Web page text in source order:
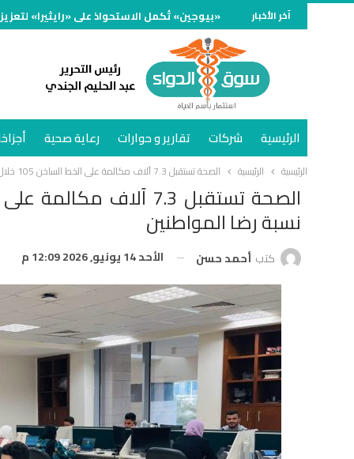
آخر الأخبار «بيوجين» تُكمل الاستحواذ على «رايثيرا»
الرئيسية شركات تقارير و حوارات رعاية صحية
الرئيسية الرئيسية الصحة تستقبل 7.3 آلاف مكالمة على الخط الساخن 105 خلال أبريل 2026.. و95% نسبة رضا المواطنين
نسبة رضا المواطنين
كتب أحمد حسن الأحد 14 يونيو, 2026 12:09 م